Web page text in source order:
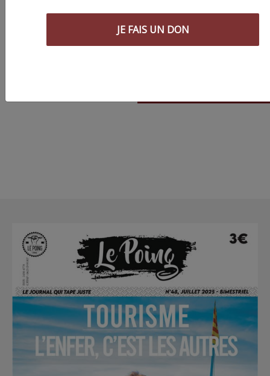
JE FAIS UN DON